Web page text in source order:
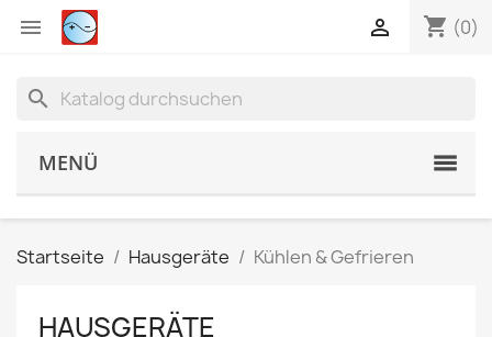
 shopping_cart (0)

search
MENÜ
Startseite Hausgeräte Kühlen & Gefrieren
HAUSGERÄTE